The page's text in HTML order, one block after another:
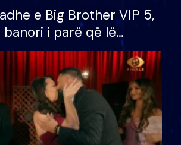
e Big Brother VIP 5,
banori i parë që lë
humb mundësinë për
e madh